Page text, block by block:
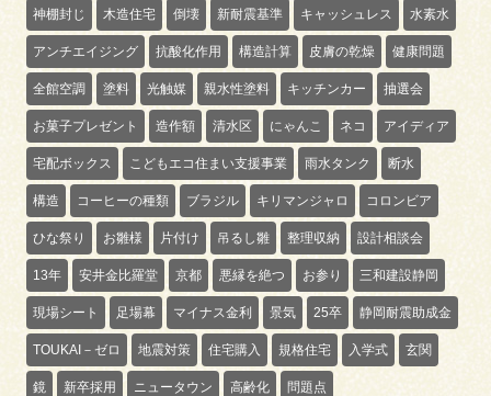
神棚封じ 木造住宅 倒壊 新耐震基準 キャッシュレス 水素水
アンチエイジング 抗酸化作用 構造計算 皮膚の乾燥 健康問題
全館空調 塗料 光触媒 親水性塗料 キッチンカー 抽選会
お菓子プレゼント 造作額 清水区 にゃんこ ネコ アイディア
宅配ボックス こどもエコ住まい支援事業 雨水タンク 断水
構造 コーヒーの種類 ブラジル キリマンジャロ コロンビア
ひな祭り お雛様 片付け 吊るし雛 整理収納 設計相談会
13年 安井金比羅堂 京都 悪縁を絶つ お参り 三和建設静岡
現場シート 足場幕 マイナス金利 景気 25卒 静岡耐震助成金
TOUKAI－ゼロ 地震対策 住宅購入 規格住宅 入学式 玄関
鏡 新卒採用 ニュータウン 高齢化 問題点